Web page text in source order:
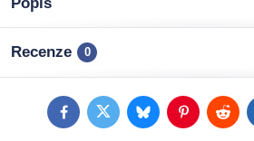
Recenze 0
FacebookTwitterBlueskyPinterest